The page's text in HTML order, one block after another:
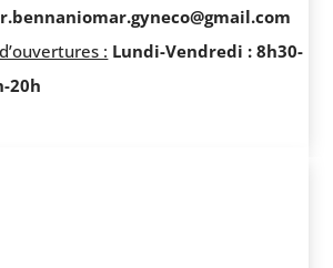
: Lundi-Vendredi : 8h30-
20h